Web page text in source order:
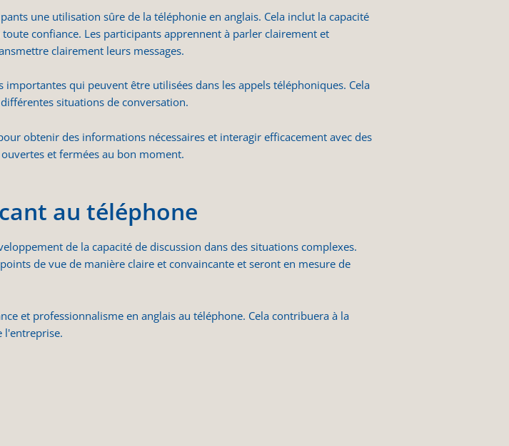
une utilisation sûre de la téléphonie en anglais. Cela inclut la capacité
confiance. Les participants apprennent à parler clairement et
clairement leurs messages.
qui peuvent être utilisées dans les appels téléphoniques. Cela
situations de conversation.
obtenir des informations nécessaires et interagir efficacement avec des
et fermées au bon moment.
au téléphone
de la capacité de discussion dans des situations complexes.
de vue de manière claire et convaincante et seront en mesure de
et professionnalisme en anglais au téléphone. Cela contribuera à la
l'entreprise.